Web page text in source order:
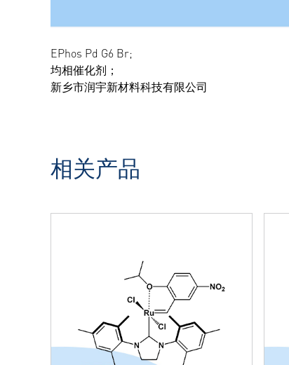
EPhos Pd G6 Br;
均相催化剂；
新乡市润宇新材料科技有限公司
相关产品